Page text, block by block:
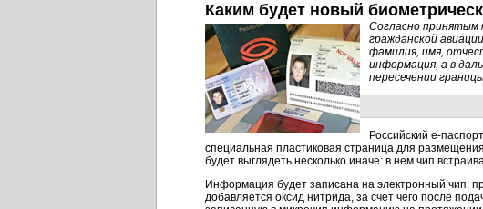
Каким будет новый
Согласно принятым
гражданской
фамилия, имя,
информация, а в
пересечении
Российский е-
специальная пластиковая страница для
будет выглядеть несколько иначе: в нем чип
Информация будет записана на электронный чип,
добавляется оксид нитрида, за счет чего после